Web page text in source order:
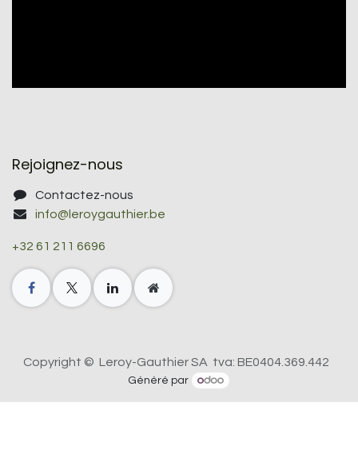
Rejoignez-nous
Contactez-nous
info@leroygauthier.be
+32 61 211 6696
Copyright © Leroy-Gauthier SA tva: BE0404.369.442
Généré par